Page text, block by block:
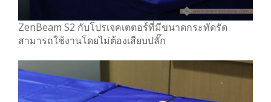
ZenBeam S2 กับโปรเจคเตตอร์ที่มีขนาดกระทัดรัด
สามารถใช้งานโดยไม่ต้องเสียบปลั๊ก